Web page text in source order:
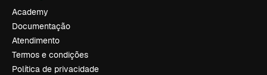
Academy
Documentação
Atendimento
Termos e condições
Política de privacidade